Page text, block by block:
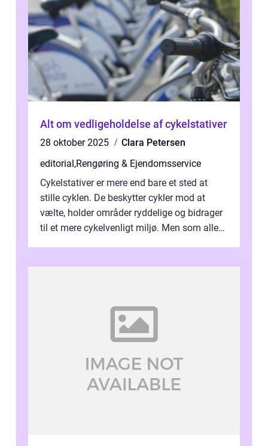
Alt om vedligeholdelse af cykelstativer
28 oktober 2025
Clara Petersen
editorial,Rengøring & Ejendomsservice
Cykelstativer er mere end bare et sted at
stille cyklen. De beskytter cykler mod at
vælte, holder områder ryddelige og bidrager
til et mere cykelvenligt miljø. Men som alle